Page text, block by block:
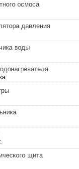
осмоса
давления
воды
щита